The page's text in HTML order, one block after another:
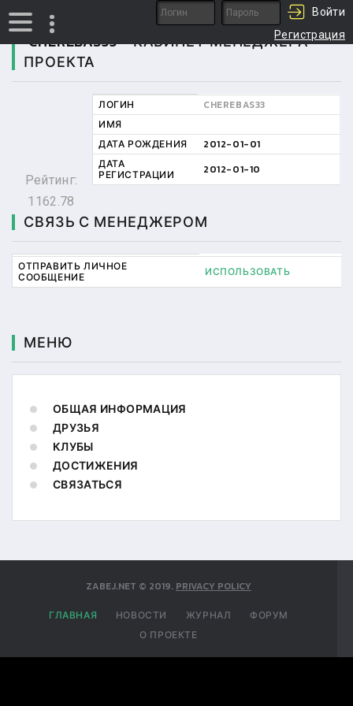
Войти
Регистрация
CHEREBAS33 - КАБИНЕТ МЕНЕДЖЕРА
ПРОЕКТА
Рейтинг:
1162.78
ЛОГИН
CHEREBAS33
ИМЯ
ДАТА РОЖДЕНИЯ
2012-01-01
ДАТА
РЕГИСТРАЦИИ 2012-01-10
СВЯЗЬ С МЕНЕДЖЕРОМ
ОТПРАВИТЬ ЛИЧНОЕ
СООБЩЕНИЕ ИСПОЛЬЗОВАТЬ
МЕНЮ
ОБЩАЯ ИНФОРМАЦИЯ
ДРУЗЬЯ
КЛУБЫ
ДОСТИЖЕНИЯ
СВЯЗАТЬСЯ
ZABEJ.NET © 2019. PRIVACY POLICY
ГЛАВНАЯ НОВОСТИ ЖУРНАЛ
ФОРУМ
О ПРОЕКТЕ